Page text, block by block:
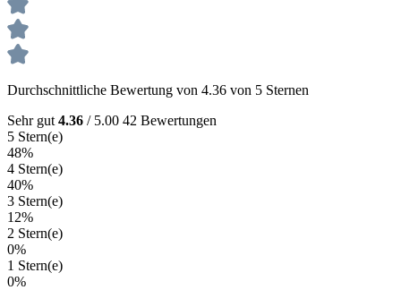
Durchschnittliche Bewertung von 4.36 von 5 Sternen
Sehr gut 4.36 / 5.00 42 Bewertungen
5 Stern(e)
48%
4 Stern(e)
40%
3 Stern(e)
12%
2 Stern(e)
0%
1 Stern(e)
0%